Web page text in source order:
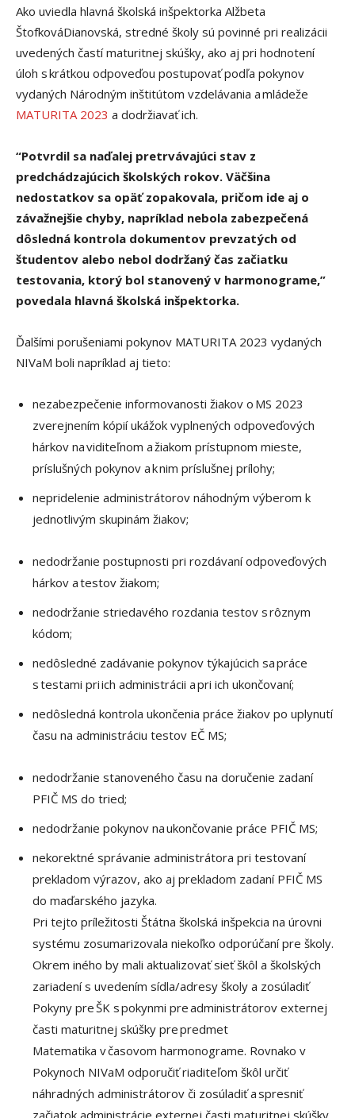
Ako uviedla hlavná školská inšpektorka Alžbeta
ŠtofkováDianovská, stredné školy sú povinné pri realizácii
uvedených častí maturitnej skúšky, ako aj pri hodnotení
úloh s krátkou odpoveďou postupovať podľa pokynov
vydaných Národným inštitútom vzdelávania a mládeže
MATURITA 2023 a dodržiavať ich.
“Potvrdil sa naďalej pretrvávajúci stav z
predchádzajúcich školských rokov. Väčšina
nedostatkov sa opäť zopakovala, pričom ide aj o
závažnejšie chyby, napríklad nebola zabezpečená
dôsledná kontrola dokumentov prevzatých od
študentov alebo nebol dodržaný čas začiatku
testovania, ktorý bol stanovený v harmonograme,”
povedala hlavná školská inšpektorka.
Ďalšími porušeniami pokynov MATURITA 2023 vydaných
NIVaM boli napríklad aj tieto:
nezabezpečenie informovanosti žiakov o MS 2023
zverejnením kópií ukážok vyplnených odpoveďových
hárkov na viditeľnom a žiakom prístupnom mieste,
príslušných pokynov a k nim príslušnej prílohy;
nepridelenie administrátorov náhodným výberom k
jednotlivým skupinám žiakov;
nedodržanie postupnosti pri rozdávaní odpoveďových
hárkov a testov žiakom;
nedodržanie striedavého rozdania testov s rôznym
kódom;
nedôsledné zadávanie pokynov týkajúcich sa práce
s testami pri ich administrácii a pri ich ukončovaní;
nedôsledná kontrola ukončenia práce žiakov po uplynutí
času na administráciu testov EČ MS;
nedodržanie stanoveného času na doručenie zadaní
PFIČ MS do tried;
nedodržanie pokynov na ukončovanie práce PFIČ MS;
nekorektné správanie administrátora pri testovaní
prekladom výrazov, ako aj prekladom zadaní PFIČ MS
do maďarského jazyka.
Pri tejto príležitosti Štátna školská inšpekcia na úrovni
systému zosumarizovala niekoľko odporúčaní pre školy.
Okrem iného by mali aktualizovať sieť škôl a školských
zariadení s uvedením sídla/adresy školy a zosúladiť
Pokyny pre ŠK s pokynmi pre administrátorov externej
časti maturitnej skúšky pre predmet
Matematika v časovom harmonograme. Rovnako v
Pokynoch NIVaM odporučiť riaditeľom škôl určiť
náhradných administrátorov či zosúladiť a spresniť
začiatok administrácie externej časti maturitnej skúšky